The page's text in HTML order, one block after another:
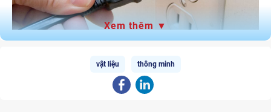
Xem thêm ▼
vật liệu thông minh